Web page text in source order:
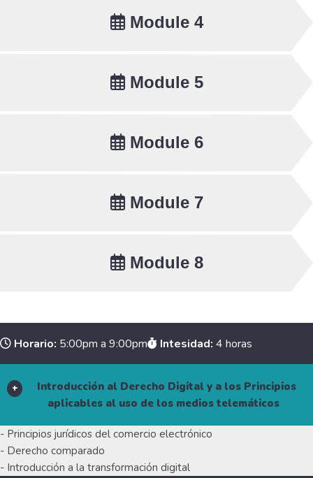
Module 4
Module 5
Module 6
Module 7
Module 8
Horario: 5:00pm a 9:00pm Intesidad: 4 horas
Introducción al Derecho Digital y a los Principios
aplicables al uso de los medios telemáticos
- Principios jurídicos del comercio electrónico
- Derecho comparado
- Introducción a la transformación digital